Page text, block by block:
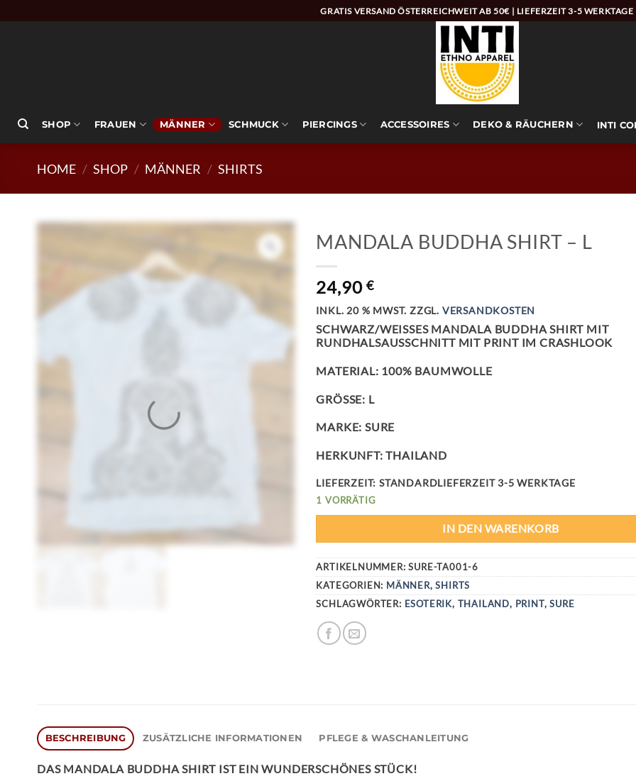
Inhalt
GRATIS VERSAND ÖSTERREICHWEIT AB 50€ | LIEFERZEIT 3-5 WERKTAGE
SHOP FRAUEN MÄNNER SCHMUCK PIERCINGS ACCESSOIRES DEKO & RÄUCHERN INTI
HOME / SHOP / MÄNNER / SHIRTS
MANDALA BUDDHA SHIRT – L
24,90€
INKL. 20 % MWST. ZZGL. VERSANDKOSTEN
SCHWARZ/WEISSES MANDALA BUDDHA SHIRT MIT R
UNDHALSAUSSCHNITT MIT PRINT IM CRASHLOOK
MATERIAL: 100% BAUMWOLLE
GRÖSSE: L
MARKE: SURE
HERKUNFT: THAILAND
LIEFERZEIT: STANDARDLIEFERZEIT 3-5 WERKTAGE
1 VORRÄTIG
IN DEN WARENKORB
ARTIKELNUMMER:SURE-TA001-6
KATEGORIEN: MÄNNER,SHIRTS
SCHLAGWÖRTER: ESOTERIK, THAILAND, PRINT,SURE
BESCHREIBUNG ZUSÄTZLICHE INFORMATIONEN PFLEGE & WASCHANLEITUNG
DAS MANDALA BUDDHA SHIRT IST EIN WUNDERSCHÖNES STÜCK!